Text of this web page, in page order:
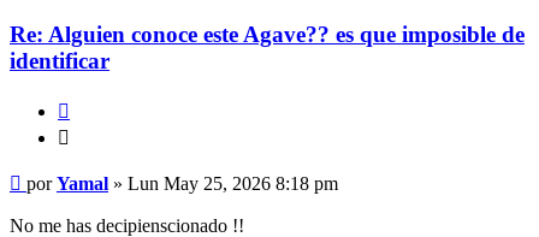
Re: Alguien conoce este Agave?? es que imposible de
identificar
Mensaje
porYamal » Lun May 25, 2026 8:18 pm
No me has decipienscionado !!